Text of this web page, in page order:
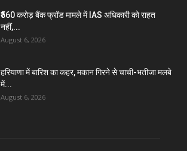
₹560 करोड़ बैंक फ्रॉड मामले में IAS अधिकारी को राहत
नहीं,...
August 6, 2026
हरियाणा में बारिश का कहर, मकान गिरने से चाची-भतीजा मलबे
में...
August 6, 2026